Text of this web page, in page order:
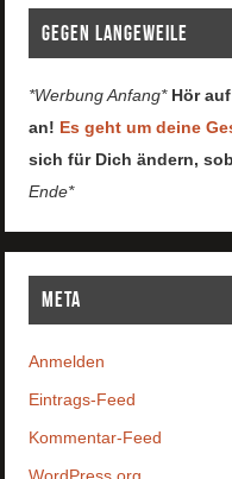
Gegen Langeweile
*Werbung Anfang* Hör
an! Es geht um deine
sich für Dich ändern,
Ende*
Meta
Anmelden
Eintrags-Feed
Kommentar-Feed